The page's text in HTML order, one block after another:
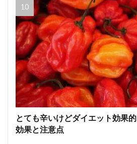
とても辛いけどダイエット効果
効果と注意点